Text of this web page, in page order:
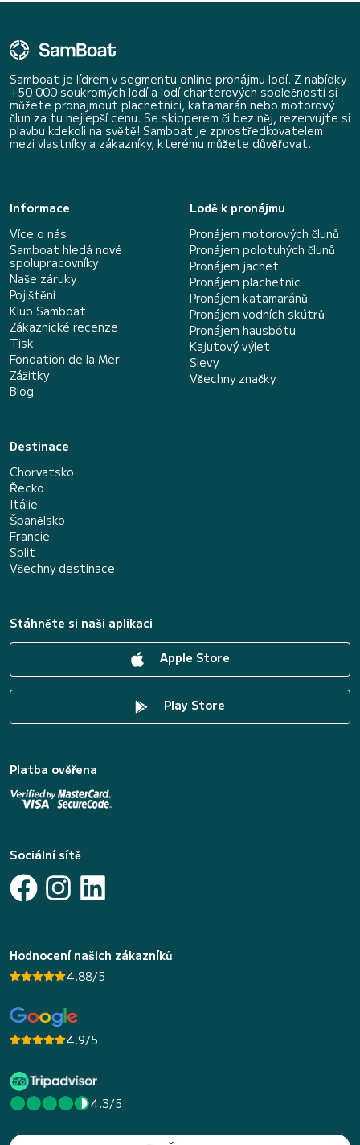
Samboat je lídrem v segmentu online pronájmu lodí. Z nabídky
+50 000 soukromých lodí a lodí charterových společností si
můžete pronajmout plachetnici, katamarán nebo motorový
člun za tu nejlepší cenu. Se skipperem či bez něj, rezervujte si
plavbu kdekoli na světě! Samboat je zprostředkovatelem
mezi vlastníky a zákazníky, kterému můžete důvěřovat.
Informace
Více o nás
Samboat hledá nové
spolupracovníky
Naše záruky
Pojištění
Klub Samboat
Zákaznické recenze
Tisk
Fondation de la Mer
Zážitky
Blog
Lodě k pronájmu
Pronájem motorových člunů
Pronájem polotuhých člunů
Pronájem jachet
Pronájem plachetnic
Pronájem katamaránů
Pronájem vodních skútrů
Pronájem hausbótu
Kajutový výlet
Slevy
Všechny značky
Destinace
Chorvatsko
Řecko
Itálie
Španělsko
Francie
Split
Všechny destinace
Stáhněte si naši aplikaci
Apple Store
Play Store
Platba ověřena
Sociální sítě
Hodnocení našich zákazníků
4.88/5
4.9/5
4.3/5